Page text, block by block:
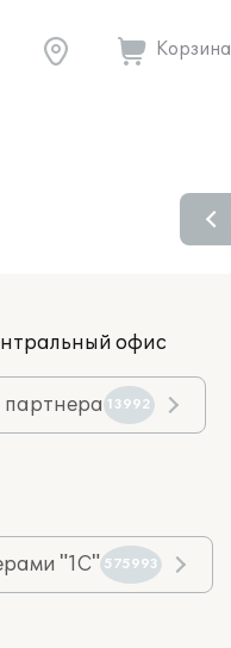
Корзина
офис
партнера 13992
"1С" 575993